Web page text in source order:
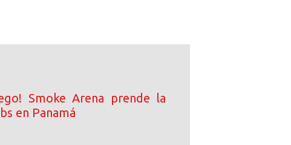
Smoke Arena prende la
en Panamá